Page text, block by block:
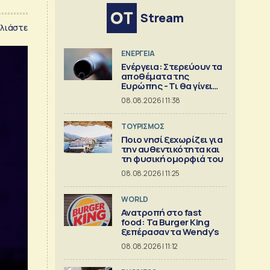
Stream
ΕΝΕΡΓΕΙΑ
Ενέργεια: Στερεύουν τα
αποθέματα της
Ευρώπης - Τι θα γίνει
τον χειμώνα
08.08.2026 | 11:38
ΤΟΥΡΙΣΜΟΣ
Ποιο νησί ξεχωρίζει για
την αυθεντικότητα και
τη φυσική ομορφιά του
08.08.2026 | 11:25
WORLD
Ανατροπή στο fast
food: Τα Burger King
ξεπέρασαν τα Wendy's
08.08.2026 | 11:12